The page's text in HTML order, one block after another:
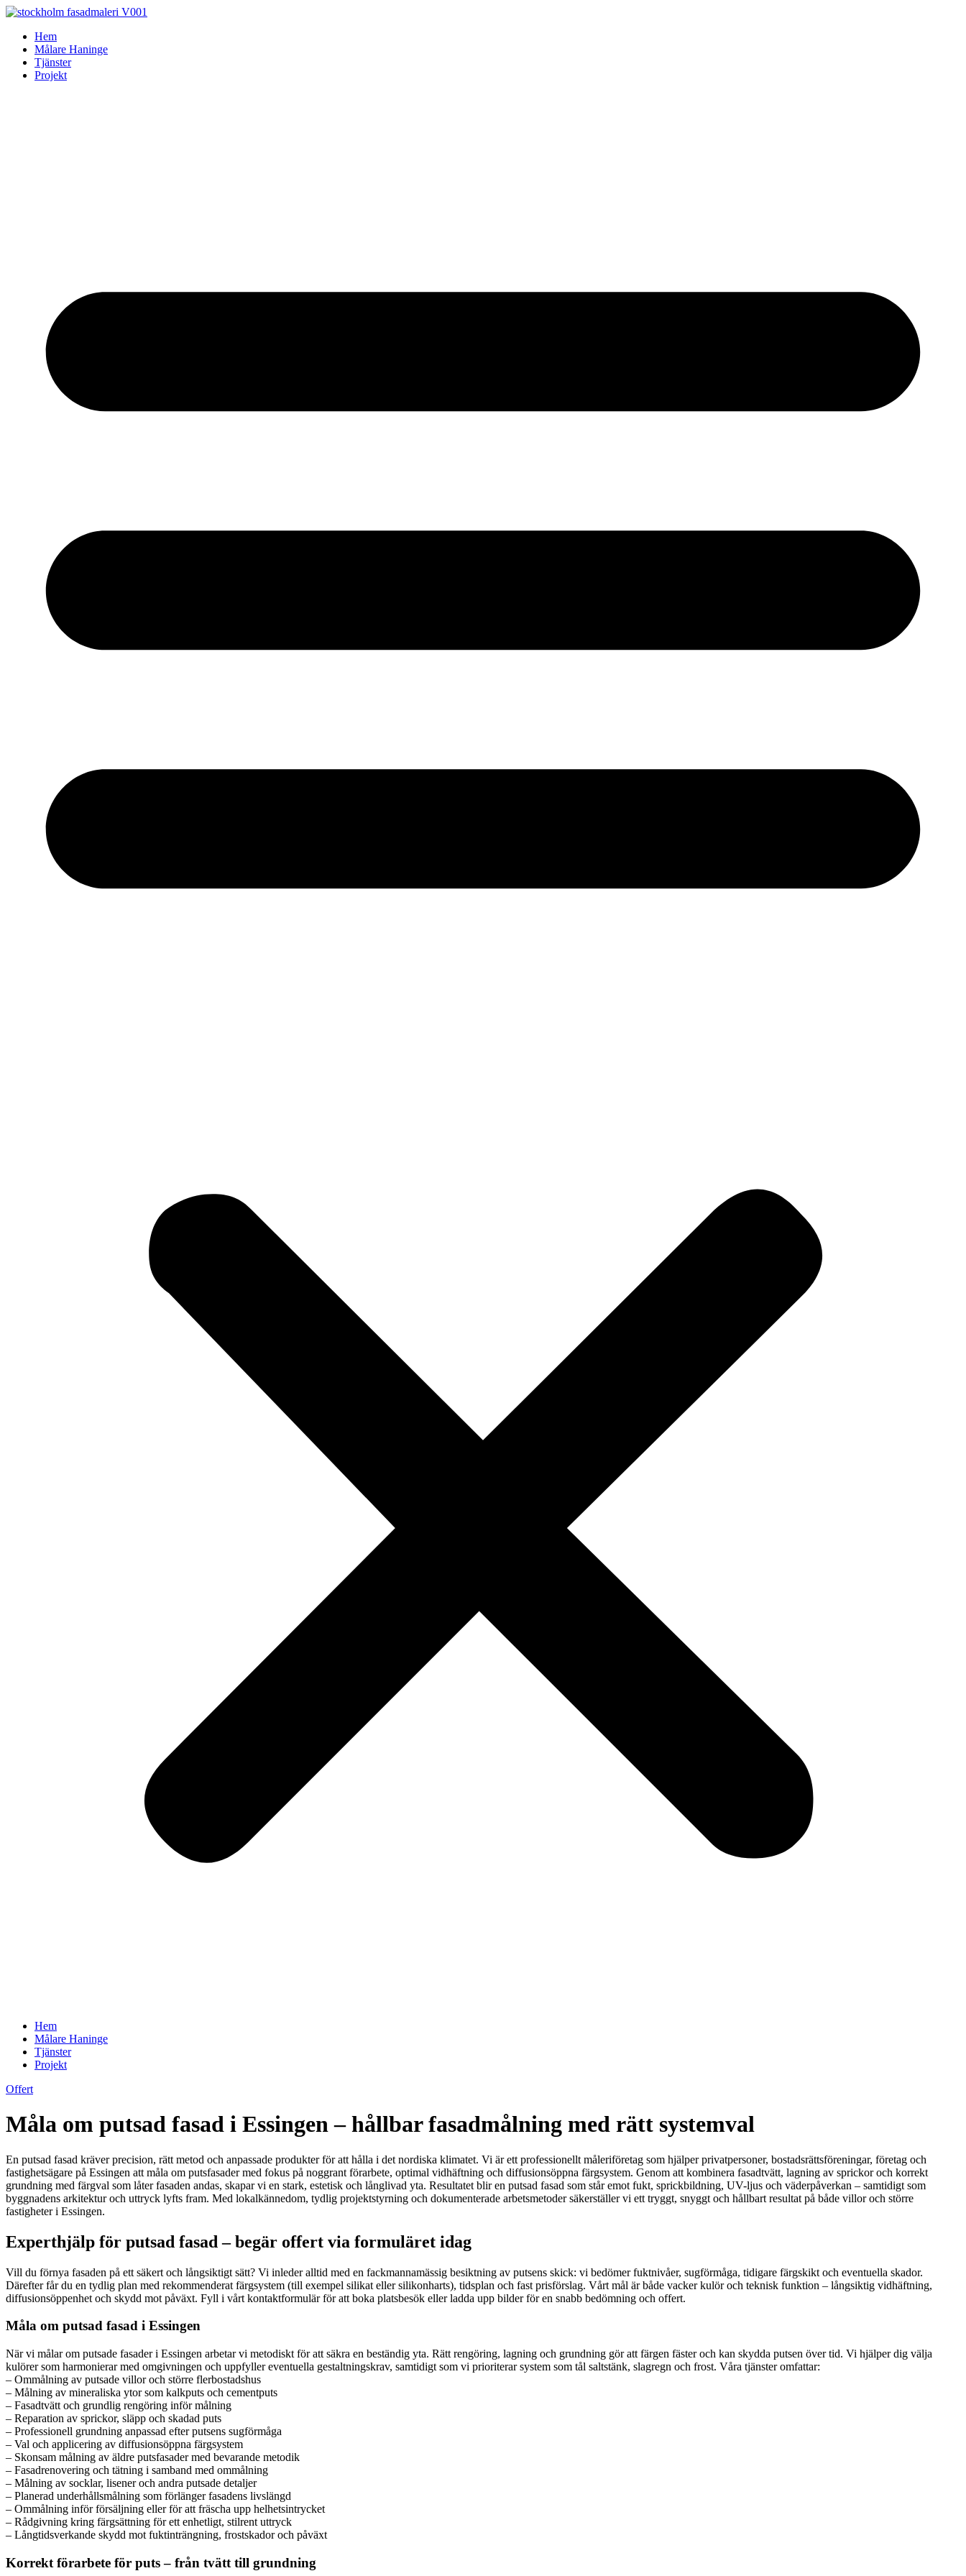
Skip
contentHem
Målare Haninge
Tjänster
Projekt
Hem
Målare Haninge
Tjänster
Projekt
Offert
Måla om putsad fasad i Essingen – hållbar fasadmålning med rätt systemval
En putsad fasad kräver precision, rätt metod och anpassade produkter för att hålla i det nordiska klimatet. Vi är ett professionellt måleriföretag som hjälper privatpersoner, bostadsrättsföreningar, företag och
fastighetsägare på Essingen att måla om putsfasader med fokus på noggrant förarbete, optimal vidhäftning och diffusionsöppna färgsystem. Genom att kombinera fasadtvätt, lagning av sprickor och korrekt
grundning med färgval som låter fasaden andas, skapar vi en stark, estetisk och långlivad yta. Resultatet blir en putsad fasad som står emot fukt, sprickbildning, UV-ljus och väderpåverkan – samtidigt som
byggnadens arkitektur och uttryck lyfts fram. Med lokalkännedom, tydlig projektstyrning och dokumenterade arbetsmetoder säkerställer vi ett tryggt, snyggt och hållbart resultat på både villor och större
fastigheter i Essingen.
Experthjälp för putsad fasad – begär offert via formuläret idag
Vill du förnya fasaden på ett säkert och långsiktigt sätt? Vi inleder alltid med en fackmannamässig besiktning av putsens skick: vi bedömer fuktnivåer, sugförmåga, tidigare färgskikt och eventuella skador.
Därefter får du en tydlig plan med rekommenderat färgsystem (till exempel silikat eller silikonharts), tidsplan och fast prisförslag. Vårt mål är både vacker kulör och teknisk funktion – långsiktig vidhäftning,
diffusionsöppenhet och skydd mot påväxt. Fyll i vårt kontaktformulär för att boka platsbesök eller ladda upp bilder för en snabb bedömning och offert.
Måla om putsad fasad i Essingen
När vi målar om putsade fasader i Essingen arbetar vi metodiskt för att säkra en beständig yta. Rätt rengöring, lagning och grundning gör att färgen fäster och kan skydda putsen över tid. Vi hjälper dig välja
kulörer som harmonierar med omgivningen och uppfyller eventuella gestaltningskrav, samtidigt som vi prioriterar system som tål saltstänk, slagregn och frost. Våra tjänster omfattar:
– Ommålning av putsade villor och större flerbostadshus
– Målning av mineraliska ytor som kalkputs och cementputs
– Fasadtvätt och grundlig rengöring inför målning
– Reparation av sprickor, släpp och skadad puts
– Professionell grundning anpassad efter putsens sugförmåga
– Val och applicering av diffusionsöppna färgsystem
– Skonsam målning av äldre putsfasader med bevarande metodik
– Fasadrenovering och tätning i samband med ommålning
– Målning av socklar, lisener och andra putsade detaljer
– Planerad underhållsmålning som förlänger fasadens livslängd
– Ommålning inför försäljning eller för att fräscha upp helhetsintrycket
– Rådgivning kring färgsättning för ett enhetligt, stilrent uttryck
– Långtidsverkande skydd mot fuktinträngning, frostskador och påväxt
Korrekt förarbete för puts – från tvätt till grundning